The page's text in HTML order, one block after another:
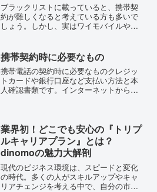
ブラックリストに載っていると、携帯契
約が難しくなると考えている方も多いで
しょう。しかし、実はワイモバイルや
す。本記事では、これらのキャリアの契
約条件や審査基準について...
携帯契約時に必要なもの
携帯電話の契約時に必要なものクレジッ
トカードや銀行口座など支払い方法と本
人確認書類です。インターネットからの
め、これらの情報が必要にな...
業界初！どこでも安心の『トリプ
ルキャリアプラン』とは？
dinomoの魅力大解剖
現代のビジネス環境は、スピードと変化
の時代。多くの人がスキルアップやキャ
リアチェンジを考える中で、自分の市場